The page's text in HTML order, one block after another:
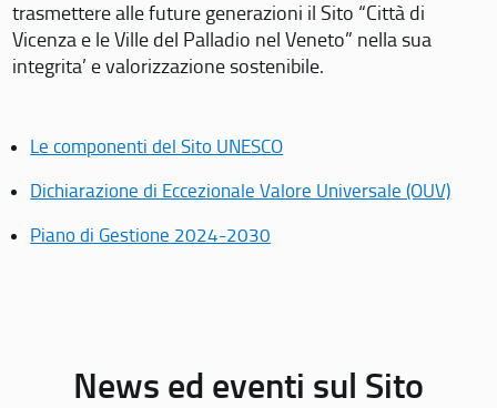
trasmettere alle future generazioni il Sito “Città di
Vicenza e le Ville del Palladio nel Veneto” nella sua
integrita’ e valorizzazione sostenibile.
Le componenti del Sito UNESCO
Dichiarazione di Eccezionale Valore Universale (OUV)
Piano di Gestione 2024-2030
News ed eventi sul Sito